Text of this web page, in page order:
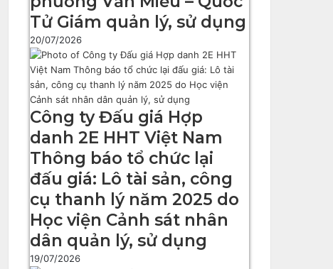
Tử Giám quản lý, sử dụng
20/07/2026
Công ty Đấu giá Hợp
danh 2E HHT Việt Nam
Thông báo tổ chức lại
đấu giá: Lô tài sản, công
cụ thanh lý năm 2025 do
Học viện Cảnh sát nhân
dân quản lý, sử dụng
19/07/2026